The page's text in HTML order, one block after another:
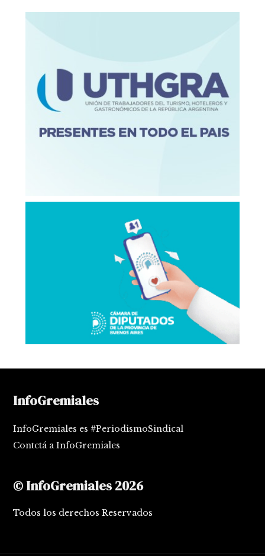
InfoGremiales
InfoGremiales es #PeriodismoSindical
Contctá a InfoGremiales
© InfoGremiales 2026
Todos los derechos Reservados